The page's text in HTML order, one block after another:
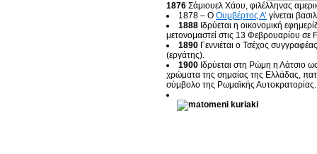
1876 Σάμιουελ Χάου, φιλέλληνας
1878 – Ο Ουμβέρτος Α’ γίνεται
1888 Ιδρύεται η οικονομική
μετονομαστεί στις 13 Φεβρουαρίου
1890 Γεννιέται ο Τσέχος
(εργάτης).
1900 Ιδρύεται στη Ρώμη η Λάτσιο
χρώματα της σημαίας της Ελλάδας,
σύμβολο της Ρωμαϊκής Αυτοκρατορίας.